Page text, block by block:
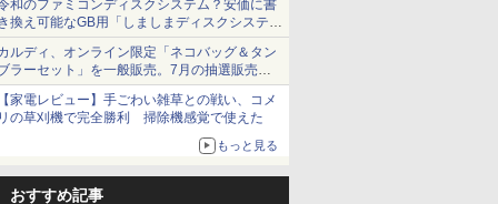
和のファミコンディスクシステム？安価に書
換え可能なGB用「しましまディスクシステ
」
ルディ、オンライン限定「ネコバッグ＆タン
ラーセット」を一般販売。7月の抽選販売の
選無効分
家電レビュー】手ごわい雑草との戦い、コメ
の草刈機で完全勝利 掃除機感覚で使えた
もっと見る
おすすめ記事